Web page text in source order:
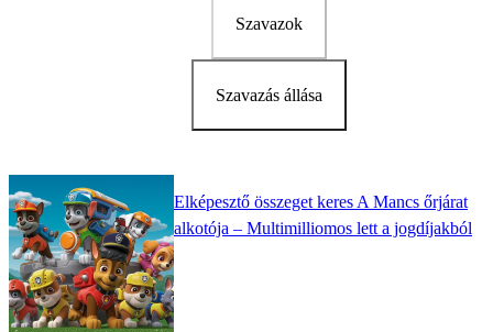
Szavazok
Szavazás állása
Elképesztő összeget keres A Mancs őrjárat
alkotója – Multimilliomos lett a jogdíjakból